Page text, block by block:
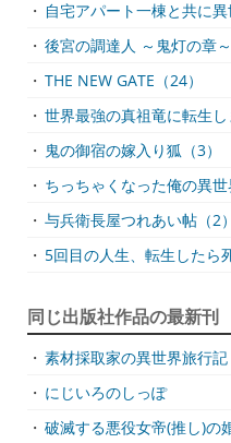
・ 自宅アパート一棟と共に異
・ 後宮の調達人 ～鬼灯の章～
・ THE NEW GATE（24）
・ 世界最強の真祖竜に転生し
・ 鬼の御宿の嫁入り狐（3）
・ ちっちゃくなった俺の異
・ 与兵衛長屋つれあい帖（2）
・ 5回目の人生、転生したら
同じ出版社作品の最新刊
・ 素材採取家の異世界旅行記
・ にじいろのしっぽ
・ 破滅する悪役女帝(推し)の